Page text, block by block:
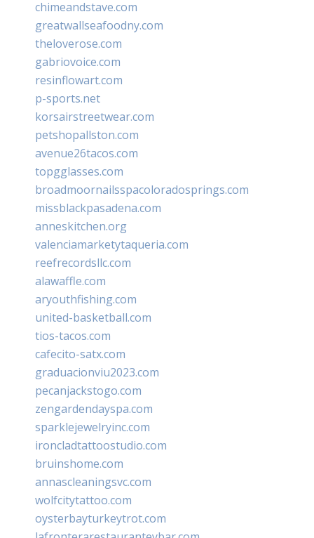
chimeandstave.com
greatwallseafoodny.com
theloverose.com
gabriovoice.com
resinflowart.com
p-sports.net
korsairstreetwear.com
petshopallston.com
avenue26tacos.com
topgglasses.com
broadmoornailsspacoloradosprings.com
missblackpasadena.com
anneskitchen.org
valenciamarketytaqueria.com
reefrecordsllc.com
alawaffle.com
aryouthfishing.com
united-basketball.com
tios-tacos.com
cafecito-satx.com
graduacionviu2023.com
pecanjackstogo.com
zengardendayspa.com
sparklejewelryinc.com
ironcladtattoostudio.com
bruinshome.com
annascleaningsvc.com
wolfcitytattoo.com
oysterbayturkeytrot.com